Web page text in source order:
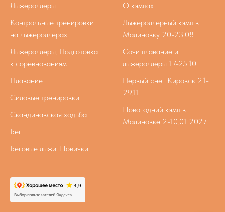
Лыжероллеры
Контрольные тренировки
на лыжероллерах
Лыжероллеры. Подготовка
к соревнованиям
Плавание
Силовые тренировки
Скандинавская ходьба
Бег
Беговые лыжи. Новички
О кэмпах
Лыжероллерный кэмп в
Малиновку 20-23.08
Сочи плавание и
лыжероллеры 17-25.10
Первый снег Кировск 21-
29.11
Новогодний кэмп в
Малиновке 2-10.01.2027